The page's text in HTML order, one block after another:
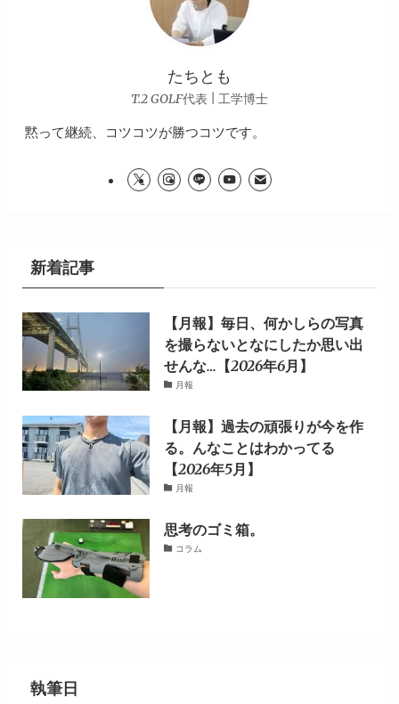
たちとも
T.2 GOLF代表 | 工学博士
黙って継続、コツコツが勝つコツです。
新着記事
【月報】毎日、何かしらの写真
を撮らないとなにしたか思い出
せんな…【2026年6月】
月報
【月報】過去の頑張りが今を作
る。んなことはわかってる
【2026年5月】
月報
思考のゴミ箱。
コラム
執筆日